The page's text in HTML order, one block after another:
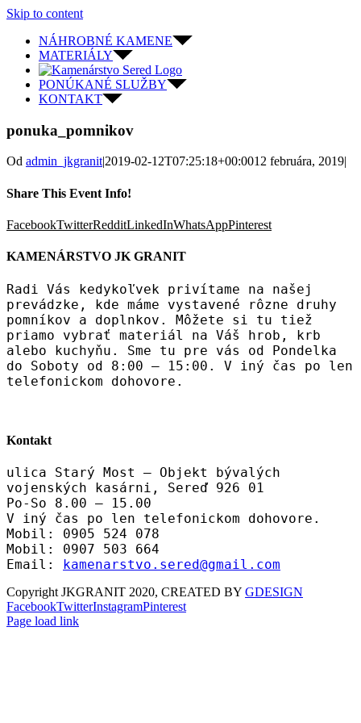
Skip to content
NÁHROBNÉ KAMENE
MATERIÁLY
PONÚKANÉ SLUŽBY
KONTAKT
ponuka_pomnikov
Od admin_jkgranit|2019-02-12T07:25:18+00:0012 februára, 2019|
Share This Event Info!
FacebookTwitterRedditLinkedInWhatsAppPinterest
KAMENÁRSTVO JK GRANIT
Radi Vás kedykoľvek privítame na našej
prevádzke, kde máme vystavené rôzne druhy
pomníkov a doplnkov. Môžete si tu tiež
priamo vybrať materiál na Váš hrob, krb
alebo kuchyňu. Sme tu pre vás od Pondelka
do Soboty od 8:00 – 15:00. V iný čas po len
telefonickom dohovore.
Kontakt
ulica Starý Most – Objekt bývalých
vojenských kasárni, Sereď 926 01
Po-So 8.00 – 15.00
V iný čas po len telefonickom dohovore.
Mobil: 0905 524 078
Mobil: 0907 503 664
Email: kamenarstvo.sered@gmail.com
Copyright JKGRANIT 2020, CREATED BY GDESIGN
FacebookTwitterInstagramPinterest
Page load link